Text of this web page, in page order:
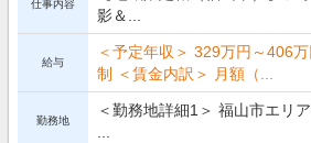
仕事内容
影＆...
給与
＜予定年収＞ 329万円～406
制 ＜賃金内訳＞ 月額（...
勤務地
＜勤務地詳細1＞ 福山市エリ